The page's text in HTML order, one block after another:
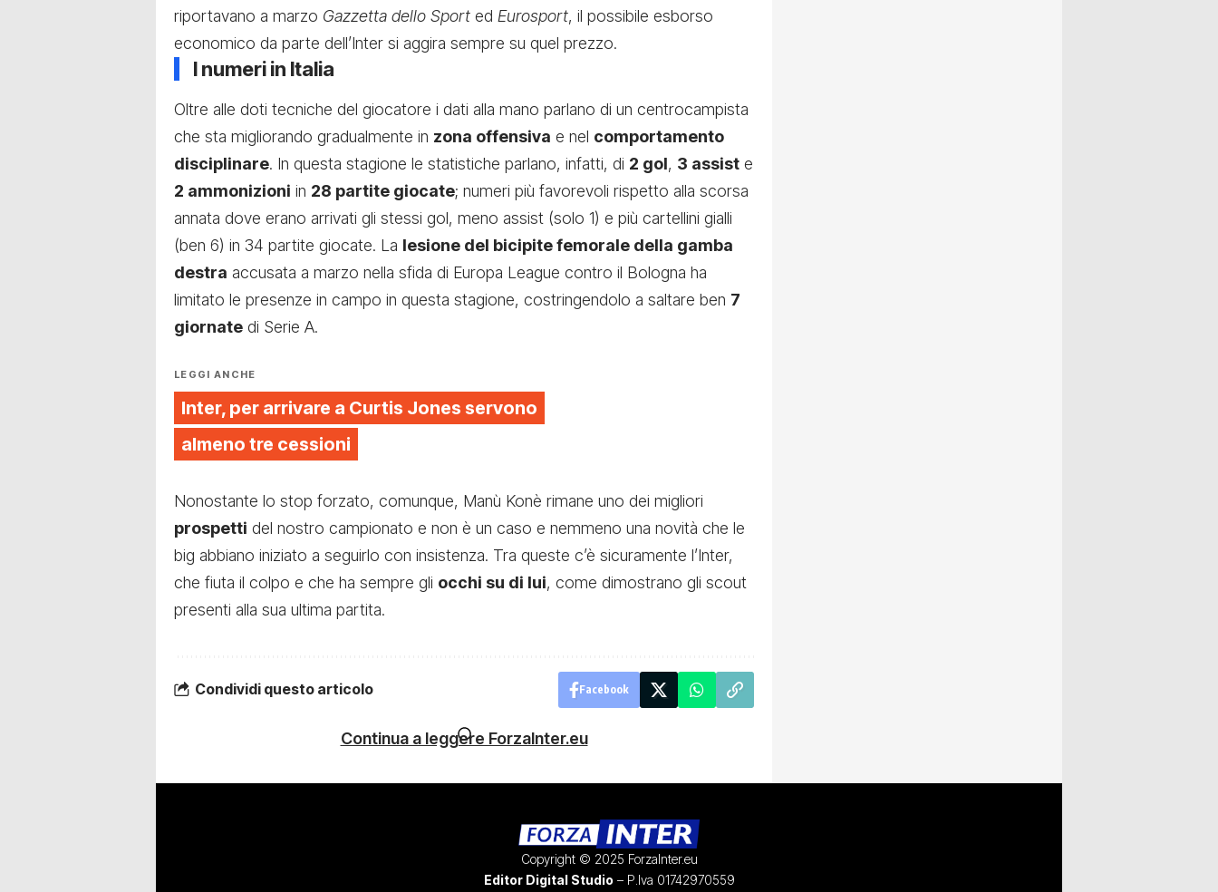
riportavano a marzo Gazzetta dello Sport ed Eurosport, il possibile esborso
economico da parte dell’Inter si aggira sempre su quel prezzo.
I numeri in Italia
Oltre alle doti tecniche del giocatore i dati alla mano parlano di un centrocampista
che sta migliorando gradualmente in zona offensiva e nel comportamento
disciplinare. In questa stagione le statistiche parlano, infatti, di 2 gol, 3 assist e
2 ammonizioni in 28 partite giocate; numeri più favorevoli rispetto alla scorsa
annata dove erano arrivati gli stessi gol, meno assist (solo 1) e più cartellini gialli
(ben 6) in 34 partite giocate. La lesione del bicipite femorale della gamba
destra accusata a marzo nella sfida di Europa League contro il Bologna ha
limitato le presenze in campo in questa stagione, costringendolo a saltare ben 7
giornate di Serie A.
LEGGI ANCHE
Inter, per arrivare a Curtis Jones servono
almeno tre cessioni
Nonostante lo stop forzato, comunque, Manù Konè rimane uno dei migliori
prospetti del nostro campionato e non è un caso e nemmeno una novità che le
big abbiano iniziato a seguirlo con insistenza. Tra queste c’è sicuramente l’Inter,
che fiuta il colpo e che ha sempre gli occhi su di lui, come dimostrano gli scout
presenti alla sua ultima partita.
Condividi questo articolo Facebook
Continua a leggere ForzaInter.eu
Copyright © 2025 ForzaInter.eu
Editor Digital Studio – P.Iva 01742970559